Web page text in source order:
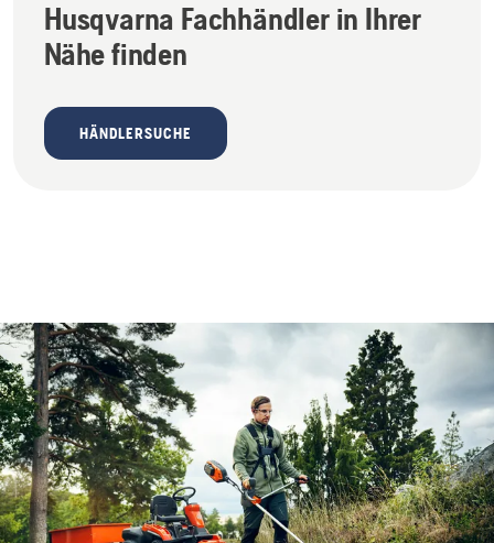
Husqvarna Fachhändler in Ihrer
Nähe finden
HÄNDLERSUCHE